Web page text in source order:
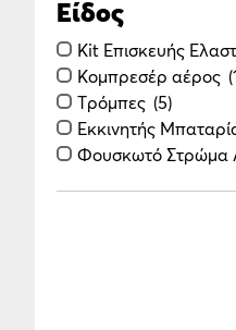
Είδος
Κit Επισκευής
Κομπρεσέρ αέρος
Τρόμπες
5
Εκκινητής
Φουσκωτό Στρώμα